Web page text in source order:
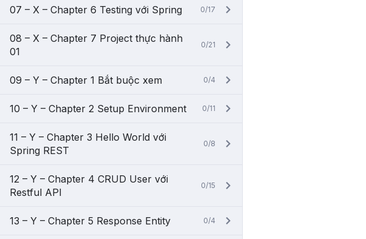
07 – X – Chapter 6 Testing với Spring 0/17
08 – X – Chapter 7 Project thực hành
01
0/21
09 – Y – Chapter 1 Bắt buộc xem 0/4
10 – Y – Chapter 2 Setup Environment 0/11
11 – Y – Chapter 3 Hello World với
Spring REST
0/8
12 – Y – Chapter 4 CRUD User với
Restful API
0/15
13 – Y – Chapter 5 Response Entity 0/4